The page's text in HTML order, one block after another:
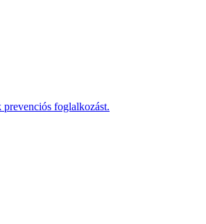
foglalkozást.